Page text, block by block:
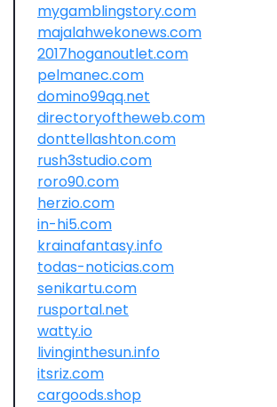
mygamblingstory.com
majalahwekonews.com
2017hoganoutlet.com
pelmanec.com
domino99qq.net
directoryoftheweb.com
donttellashton.com
rush3studio.com
roro90.com
herzio.com
in-hi5.com
krainafantasy.info
todas-noticias.com
senikartu.com
rusportal.net
watty.io
livinginthesun.info
itsriz.com
cargoods.shop